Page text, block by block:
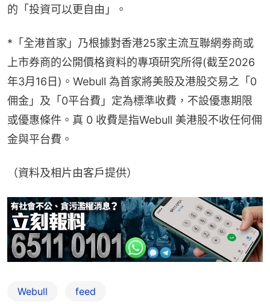
的「投資可以更自由」。
*「全港首家」乃根據對香港25家主流互聯網劵商或
上市券商的公開價格資料的專項研究所得(截至2026
年3月16日)。Webull 為首家將美股及港股交易之「0
佣金」及「0平台費」定為標準收費，不設優惠期限
或優惠條件。真 0 收費是指Webull 美港股不收任何佣
金與平台費。
（資料及相片由客戶提供）
Webull feed